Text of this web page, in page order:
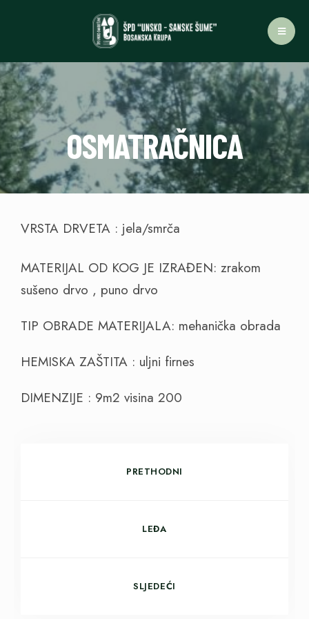
OSMATRAČNICA
VRSTA DRVETA : jela/smrča
MATERIJAL OD KOG JE IZRAĐEN: zrakom
sušeno drvo , puno drvo
TIP OBRADE MATERIJALA: mehanička obrada
HEMISKA ZAŠTITA : uljni firnes
DIMENZIJE : 9m2 visina 200
PRETHODNI
LEĐA
SLJEDEĆI